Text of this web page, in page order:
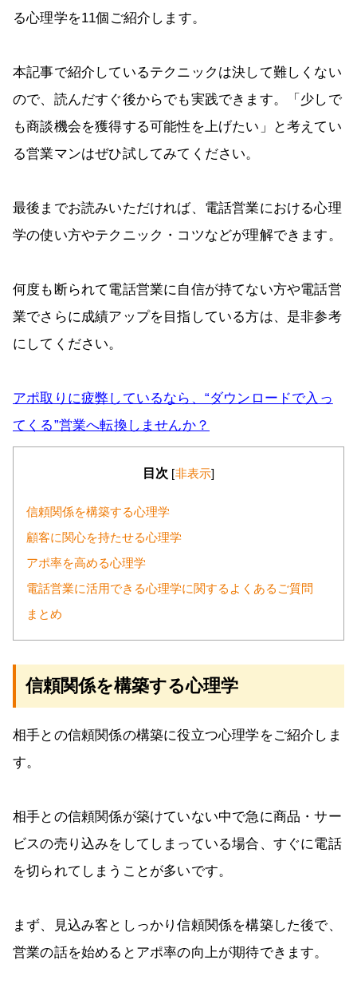
る心理学を11個ご紹介します。
本記事で紹介しているテクニックは決して難しくない
ので、読んだすぐ後からでも実践できます。「少しで
も商談機会を獲得する可能性を上げたい」と考えてい
る営業マンはぜひ試してみてください。
最後までお読みいただければ、電話営業における心理
学の使い方やテクニック・コツなどが理解できます。
何度も断られて電話営業に自信が持てない方や電話営
業でさらに成績アップを目指している方は、是非参考
にしてください。
アポ取りに疲弊しているなら、“ダウンロードで入っ
てくる”営業へ転換しませんか？
目次 [非表示]
信頼関係を構築する心理学
顧客に関心を持たせる心理学
アポ率を高める心理学
電話営業に活用できる心理学に関するよくあるご質問
まとめ
信頼関係を構築する心理学
相手との信頼関係の構築に役立つ心理学をご紹介しま
す。
相手との信頼関係が築けていない中で急に商品・サー
ビスの売り込みをしてしまっている場合、すぐに電話
を切られてしまうことが多いです。
まず、見込み客としっかり信頼関係を構築した後で、
営業の話を始めるとアポ率の向上が期待できます。